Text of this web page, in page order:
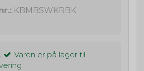
KBMBSWKRBK
Varen er på lager til